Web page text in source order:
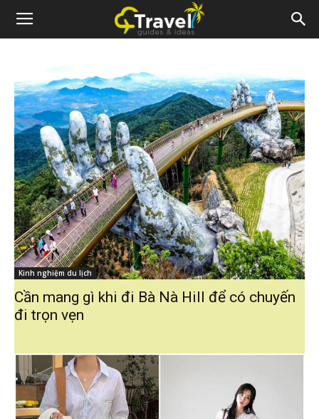
Kinh nghiệm du lịch
Cần mang gì khi đi Bà Nà Hill để có chuyến
đi trọn vẹn